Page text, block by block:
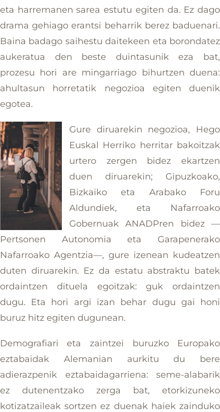
eta harremanen sarea estutu egiten da. Ez dago
drama gehiago erantsi beharrik berez baduenari.
Baina badago saihestu daitekeen eta borondatez
aukeratua den beste duintasunik eza bat,
prozesu hori are mingarriago bihurtzen duena:
ahultasun horretatik negozioa egiten duenik
egotea.
Gure diruarekin negozioa, Hego
Euskal Herriko herritar bakoitzak
urtero zergen bidez ekartzen
duen diruarekin; Gipuzkoako,
Bizkaiko eta Arabako Foru
Aldundiek, eta Nafarroako
Gobernuak ANADPren bidez —
Pertsonen Autonomia eta Garapenerako
Nafarroako Agentzia—, gure izenean kudeatzen
duten diruarekin. Ez da estatu abstraktu batek
ordaintzen dituela egoitzak: guk ordaintzen
dugu. Eta hori argi izan behar dugu gai honi
buruz hitz egiten dugunean.
Demografiari eta zaintzei buruzko Europako
eztabaidak Alemanian aurkitu du bere
adierazpenik eztabaidagarriena: seme-alabarik
ez dutenentzako zerga bat, etorkizuneko
kotizatzaileak sortzen ez duenak haiek zainduko